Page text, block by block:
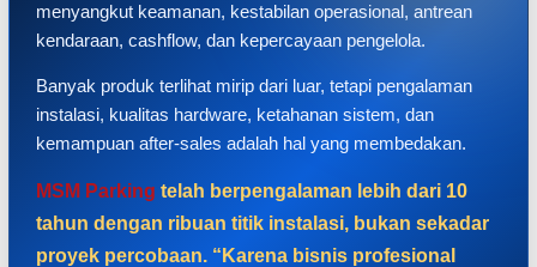
menyangkut keamanan, kestabilan operasional, antrean
kendaraan, cashflow, dan kepercayaan pengelola.
Banyak produk terlihat mirip dari luar, tetapi pengalaman
instalasi, kualitas hardware, ketahanan sistem, dan
kemampuan after-sales adalah hal yang membedakan.
MSM Parking telah berpengalaman lebih dari 10
tahun dengan ribuan titik instalasi, bukan sekadar
proyek percobaan. “Karena bisnis profesional